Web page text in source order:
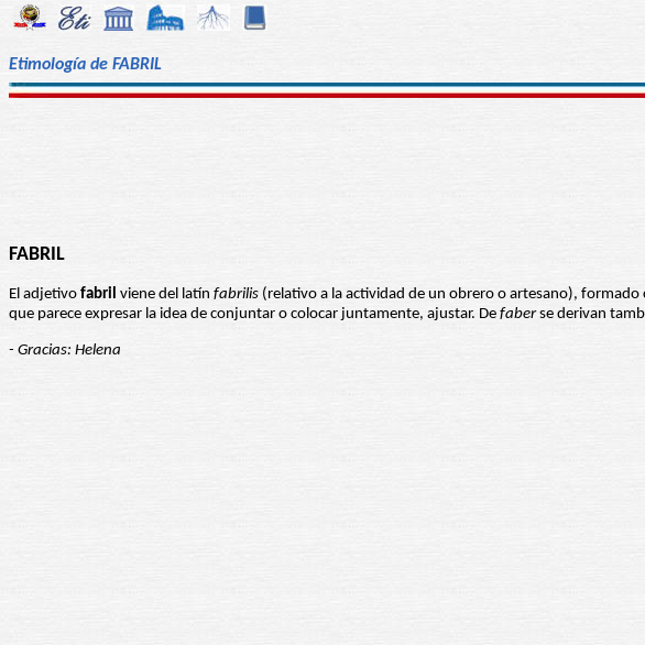
Etimología de FABRIL
FABRIL
El adjetivo fabril viene del latín fabrilis (relativo a la actividad de un obrero o artesano),
que parece expresar la idea de conjuntar o colocar juntamente, ajustar. De faberse derivan
- Gracias: Helena